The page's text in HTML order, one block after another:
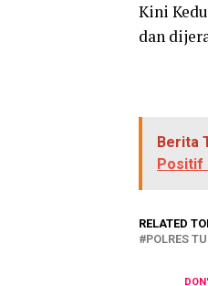
Kini
dan
Berita
Positif
RELATED
POLRES